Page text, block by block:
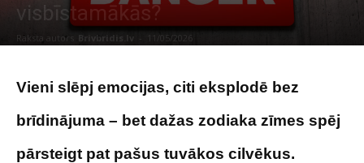
visbīstamākās?
Raksta autors Brivbridis.lv 11/05/2026
Vieni slēpj emocijas, citi eksplodē bez
brīdinājuma – bet dažas zodiaka zīmes spēj
pārsteigt pat pašus tuvākos cilvēkus.